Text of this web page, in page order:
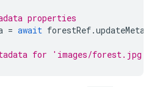
properties
= await forestRef.updateMetadata
for 'images/forest.jpg' is